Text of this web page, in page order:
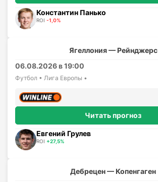
Константин Панько
ROI -1,0%
Ягеллония — Рейнджерс
06.08.2026 в 19:00
Футбол • Лига Европы •
Читать прогноз
Евгений Грулев
ROI +27,5%
Дебрецен — Копенгаген